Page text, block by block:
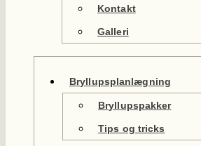
Kontakt
Galleri
Bryllupsplanlægning
Bryllupspakker
Tips og tricks